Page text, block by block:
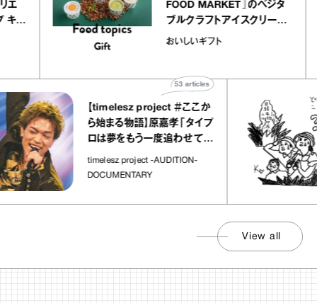
ー アトリエ
クレープ キャ
FOOD MARKET』のベ
ブルクラフトアイスクリ
｜真野知子の「おいしい
おいしいギフト
【timelesz project ＃ここか
ら始まる物語】原嘉孝「タイプ
ロは夢をもう一度追わせてく
れた場所」
timelesz project -AUDITION-
DOCUMENTARY
View all